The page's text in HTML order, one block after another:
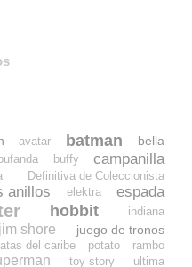
avatar batman bella
bufanda buffy campanilla
Definitiva de Coleccionista
anillos elektra espada
hobbit
indiana
jim shore juego de tronos
del caribe potato
rambo
toy story ultima